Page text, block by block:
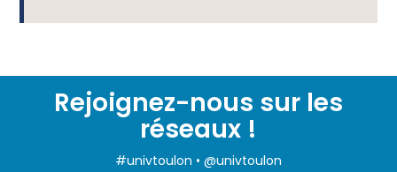
Rejoignez-nous sur les
réseaux !
#univtoulon • @univtoulon